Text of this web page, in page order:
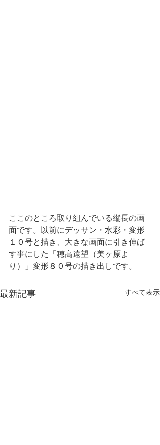
ここのところ取り組んでいる縦長の画
面です。以前にデッサン・水彩・変形
１０号と描き、大きな画面に引き伸ば
す事にした「穂高遠望（美ヶ原よ
り）」変形８０号の描き出しです。
最新記事 すべて表示